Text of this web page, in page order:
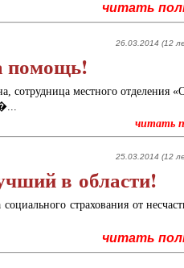
читать
26.03.2014 (12
помощь!
сотрудница местного отделения
читать
25.03.2014 (12
в области!
страхования от
читать